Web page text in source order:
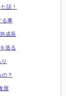
話！
る事
成長
造る
？
屋